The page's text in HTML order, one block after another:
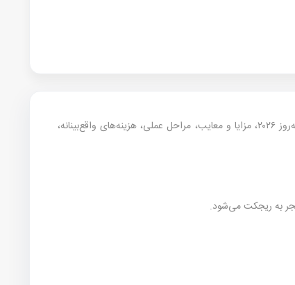
— این مقاله خلاصه تجربه مشاوره‌ای موسسه سفیران آینده روشن در موضوع آمریکا است. در ادامه شرایط به‌روز ۲۰۲۶، مزایا و معایب، مراحل عملی، هزینه‌های واقع‌بینانه،
به ریجکت می‌شود.